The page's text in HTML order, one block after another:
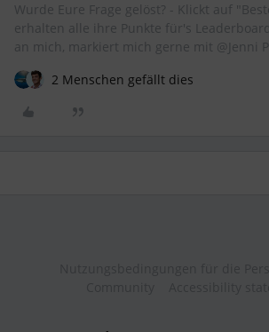
Wurde Eure Frage gelöst? - Klickt auf
erhalten alle ihre Punkte für's
an mich, markiert mich gerne mit @Jenni
2 Menschen gefällt dies